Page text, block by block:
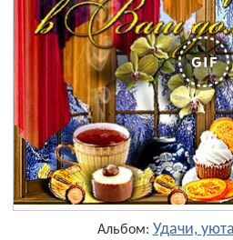
Альбом: Удачи,